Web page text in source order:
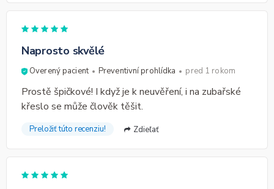
Naprosto skvělé
Overený pacient Preventivní prohlídka pred 1 rokom
Prostě špičkové! I když je k neuvěření, i na zubařské
křeslo se může člověk těšit.
Preložiť túto recenziu! Zdieľať